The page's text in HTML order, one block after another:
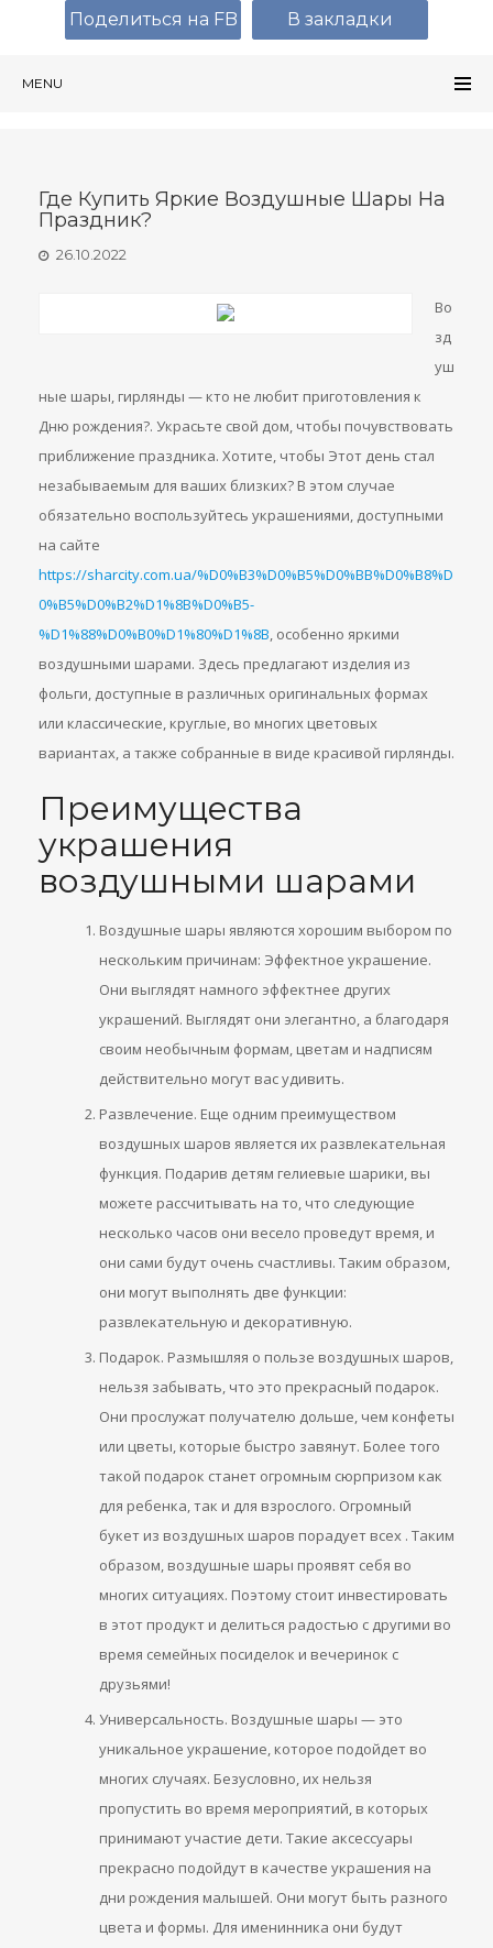
MENU
Где Купить Яркие Воздушные Шары На
Праздник?
26.10.2022
Во
зд
уш
ные шары, гирлянды — кто не любит приготовления к
Дню рождения?. Украсьте свой дом, чтобы почувствовать
приближение праздника. Хотите, чтобы Этот день стал
незабываемым для ваших близких? В этом случае
обязательно воспользуйтесь украшениями, доступными
на сайте
https://sharcity.com.ua/%D0%B3%D0%B5%D0%BB%D0%B8%D
0%B5%D0%B2%D1%8B%D0%B5-
%D1%88%D0%B0%D1%80%D1%8B, особенно яркими
воздушными шарами. Здесь предлагают изделия из
фольги, доступные в различных оригинальных формах
или классические, круглые, во многих цветовых
вариантах, а также собранные в виде красивой гирлянды.
Преимущества
украшения
воздушными шарами
Воздушные шары являются хорошим выбором по
нескольким причинам: Эффектное украшение.
Они выглядят намного эффектнее других
украшений. Выглядят они элегантно, а благодаря
своим необычным формам, цветам и надписям
действительно могут вас удивить.
Развлечение. Еще одним преимуществом
воздушных шаров является их развлекательная
функция. Подарив детям гелиевые шарики, вы
можете рассчитывать на то, что следующие
несколько часов они весело проведут время, и
они сами будут очень счастливы. Таким образом,
они могут выполнять две функции:
развлекательную и декоративную.
Подарок. Размышляя о пользе воздушных шаров,
нельзя забывать, что это прекрасный подарок.
Они прослужат получателю дольше, чем конфеты
или цветы, которые быстро завянут. Более того
такой подарок станет огромным сюрпризом как
для ребенка, так и для взрослого. Огромный
букет из воздушных шаров порадует всех . Таким
образом, воздушные шары проявят себя во
многих ситуациях. Поэтому стоит инвестировать
в этот продукт и делиться радостью с другими во
время семейных посиделок и вечеринок с
друзьями!
Универсальность. Воздушные шары — это
уникальное украшение, которое подойдет во
многих случаях. Безусловно, их нельзя
пропустить во время мероприятий, в которых
принимают участие дети. Такие аксессуары
прекрасно подойдут в качестве украшения на
дни рождения малышей. Они могут быть разного
цвета и формы. Для именинника они будут
Поделиться на FB В закладки